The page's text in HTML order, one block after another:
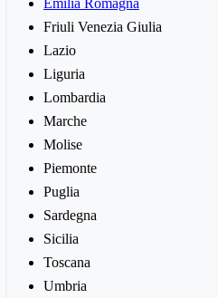
Emilia Romagna
Friuli Venezia Giulia
Lazio
Liguria
Lombardia
Marche
Molise
Piemonte
Puglia
Sardegna
Sicilia
Toscana
Umbria